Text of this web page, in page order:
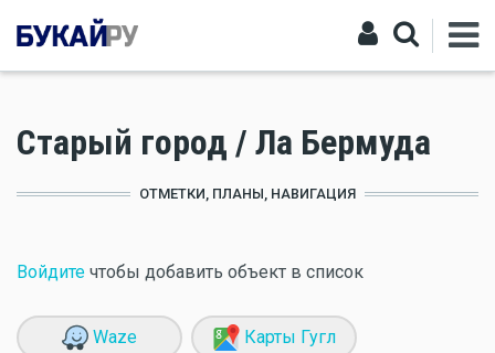
Старый город / Ла Бермуда
ОТМЕТКИ, ПЛАНЫ, НАВИГАЦИЯ
Войдите чтобы добавить объект в список
Waze Карты Гугл